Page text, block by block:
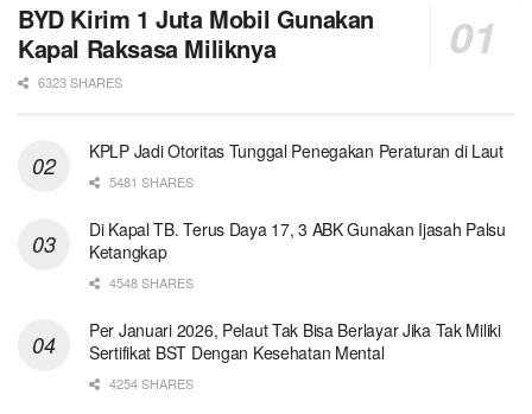
BYD Kirim 1 Juta Mobil Gunakan
Kapal Raksasa Miliknya
6323 SHARES
KPLP Jadi Otoritas Tunggal Penegakan Peraturan di Laut
5481 SHARES
Di Kapal TB. Terus Daya 17, 3 ABK Gunakan Ijasah Palsu
Ketangkap
4548 SHARES
Per Januari 2026, Pelaut Tak Bisa Berlayar Jika Tak Miliki
Sertifikat BST Dengan Kesehatan Mental
4254 SHARES